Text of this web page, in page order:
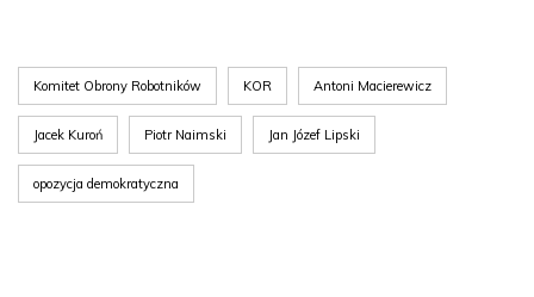
Komitet Obrony Robotników KOR Antoni Macierewicz
Jacek Kuroń Piotr Naimski Jan Józef Lipski
opozycja demokratyczna